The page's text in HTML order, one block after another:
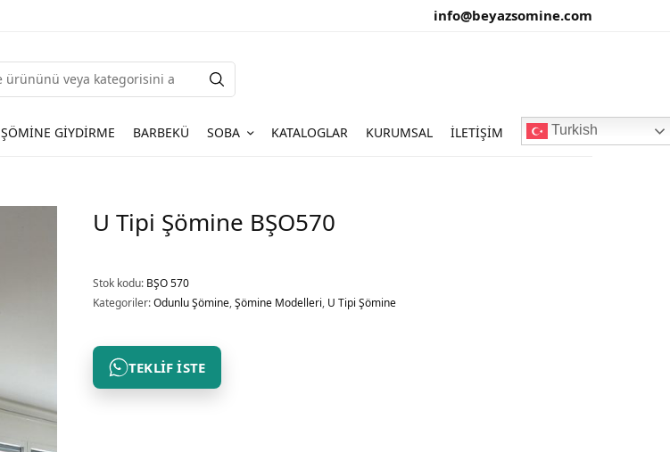
info@beyazsomine.com
ŞÖMINE GIYDIRME BARBEKÜ SOBA KATALOGLAR KURUMSAL İLETIŞIM Turkish
U Tipi Şömine BŞO570
Stok kodu: BŞO 570
Kategoriler:Odunlu Şömine,Şömine Modelleri, U Tipi Şömine
TEKLIF İSTE